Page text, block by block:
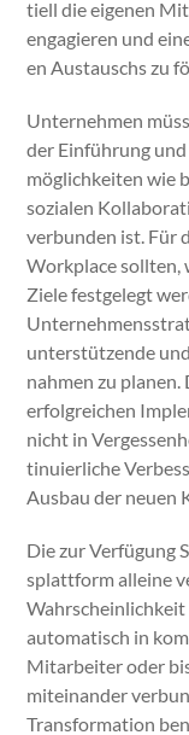
tiell die eige­nen
engagieren und
en Aus­tauschs zu
Unternehmen
der Ein­führung
möglichkeit­en wie
sozialen
ver­bun­den ist. Für
Work­place soll­ten,
Ziele fest­gelegt
unter­stützende
nah­men zu
erfol­gre­ichen
nicht in
tinuier­liche
Aus­bau der neuen
Die zur Ver­fü­gung
splat­tform alleine
Wahrschein­lichkeit
automa­tisch in
Mitar­beit­er oder
miteinan­der
Trans­for­ma­tion